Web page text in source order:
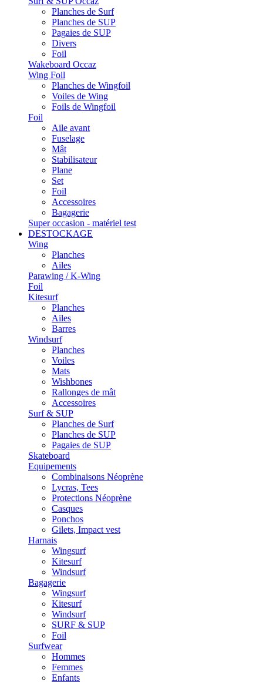
Planches de Surf
Planches de SUP
Pagaies de SUP
Divers
Foil
Wakeboard Occaz
Wing Foil
Planches de Wingfoil
Voiles de Wing
Foils de Wingfoil
Foil
Aile avant
Fuselage
Mât
Stabilisateur
Plane
Set
Foil
Accessoires
Bagagerie
Super occasion - matériel test
DESTOCKAGE
Wing
Planches
Ailes
Parawing / K-Wing
Foil
Kitesurf
Planches
Ailes
Barres
Windsurf
Planches
Voiles
Mats
Wishbones
Rallonges de mât
Accessoires
Surf & SUP
Planches de Surf
Planches de SUP
Pagaies de SUP
Skateboard
Equipements
Combinaisons Néoprène
Lycras, Tees
Protections Néoprène
Casques
Ponchos
Gilets, Impact vest
Harnais
Wingsurf
Kitesurf
Windsurf
Bagagerie
Wingsurf
Kitesurf
Windsurf
SURF & SUP
Foil
Surfwear
Hommes
Femmes
Enfants